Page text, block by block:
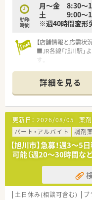
勤務
時間
月〜金 8:30〜
土 9:00～
※週40時間変形
【店舗情報と応需状
■JR各線「旭川駅」
す。
の高い疾患の処方
■1日の処方箋枚数
タッフ5名で対応し
【勤務実態について】
■全社平均の月間残
間外手当が支給され
■有給休暇は1時間
ライフバランスを保
■全国コースやエリ
わせて4つの勤務コ
【こんな方が活躍中】
■産休育休後の復帰
詳細を見る
更新日： 2026/08/05 薬
パート・アルバイト
調剤
【旭川市】急募！週3～
可能（週20～30時間な
土日休み(相談可含む) ブ